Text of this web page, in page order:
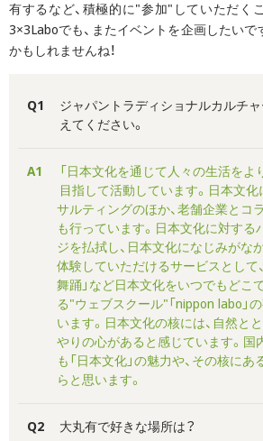
有するなど、積極的に"参加"していただく
3×3Laboでも、またイベントを企画したいで
かもしれませんね！
Q1
ジャパントラディショナルカルチ
えてください。
A1
「日本文化を通じて人々の生活をよ
目指して活動しています。日本文化
サルティングのほか、老舗企業とコ
も行っています。日本文化に対する
ジを払拭し、日本文化になじみがな
体験していただけるサービスとして、
舞踊」など日本文化をいつでもどこ
る"ウェブスクール"「nippon labo」
います。日本文化の核には、自然と
やりの心があると感じています。国
も「日本文化」の魅力や、その核にあ
らと思います。
Q2 大丸有で好きな場所は？